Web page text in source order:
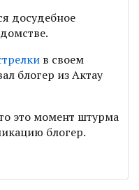
досудебное
в своем
блогер из Актау
это момент штурма
блогер.